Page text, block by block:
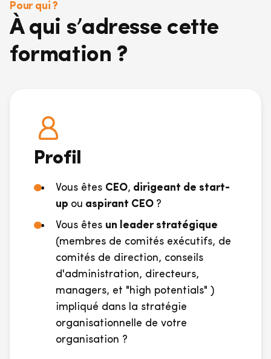
Pour qui ?
À qui s’adresse cette
formation ?
Profil
Vous êtes CEO, dirigeant de start-
up ou aspirant CEO ?
Vous êtes un leader stratégique
(membres de comités exécutifs, de
comités de direction, conseils
d'administration, directeurs,
managers, et "high potentials" )
impliqué dans la stratégie
organisationnelle de votre
organisation ?